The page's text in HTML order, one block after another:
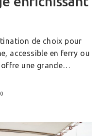
de choix pour
accessible en ferry ou
offre une grande…
0